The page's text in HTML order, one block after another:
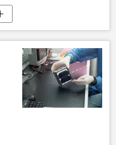
februarie